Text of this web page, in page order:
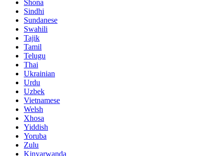
Shona
Sindhi
Sundanese
Swahili
Tajik
Tamil
Telugu
Thai
Ukrainian
Urdu
Uzbek
Vietnamese
Welsh
Xhosa
Yiddish
Yoruba
Zulu
Kinyarwanda